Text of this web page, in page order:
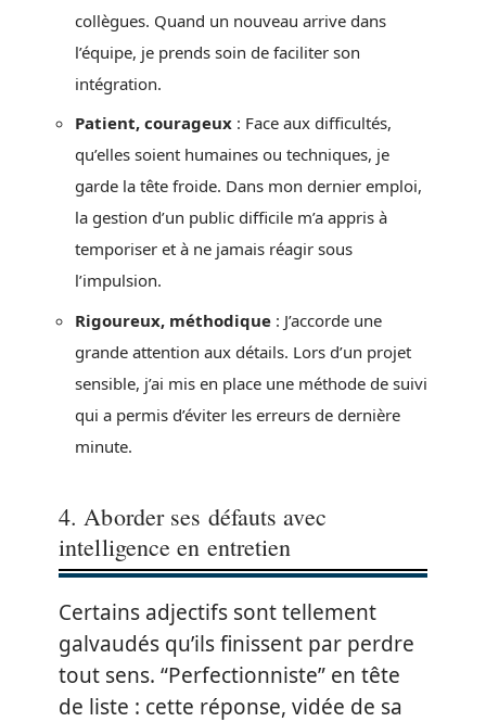
collègues. Quand un nouveau arrive dans
l’équipe, je prends soin de faciliter son
intégration.
Patient, courageux : Face aux difficultés,
qu’elles soient humaines ou techniques, je
garde la tête froide. Dans mon dernier emploi,
la gestion d’un public difficile m’a appris à
temporiser et à ne jamais réagir sous
l’impulsion.
Rigoureux, méthodique : J’accorde une
grande attention aux détails. Lors d’un projet
sensible, j’ai mis en place une méthode de suivi
qui a permis d’éviter les erreurs de dernière
minute.
4. Aborder ses défauts avec
intelligence en entretien
Certains adjectifs sont tellement
galvaudés qu’ils finissent par perdre
tout sens. “Perfectionniste” en tête
de liste : cette réponse, vidée de sa